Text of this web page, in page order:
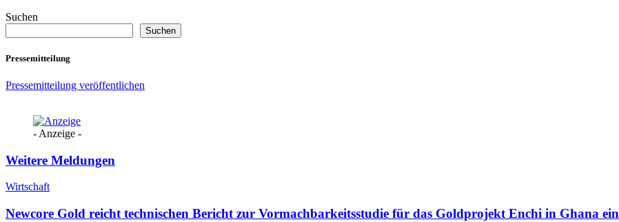
Suchen
Suchen
Pressemitteilung
Pressemitteilung veröffentlichen
- Anzeige -
Weitere Meldungen
Wirtschaft
Newcore Gold reicht technischen Bericht zur Vormachbarkeitsstudie für das Goldprojekt Enchi in Ghana ein